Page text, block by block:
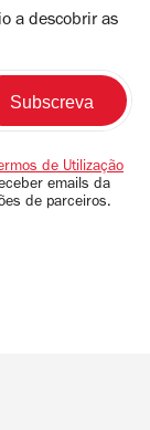
a descobrir as
de Utilização
emails da
de parceiros.